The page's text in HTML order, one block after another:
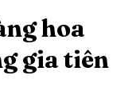
hoa
gia tiên